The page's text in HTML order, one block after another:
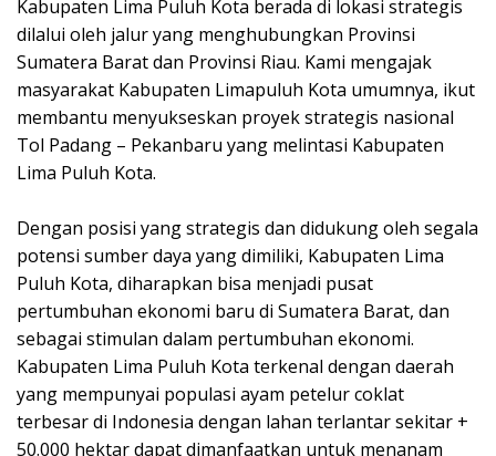
Kabupaten Lima Puluh Kota berada di lokasi strategis
dilalui oleh jalur yang menghubungkan Provinsi
Sumatera Barat dan Provinsi Riau. Kami mengajak
masyarakat Kabupaten Limapuluh Kota umumnya, ikut
membantu menyukseskan proyek strategis nasional
Tol Padang – Pekanbaru yang melintasi Kabupaten
Lima Puluh Kota.
Dengan posisi yang strategis dan didukung oleh segala
potensi sumber daya yang dimiliki, Kabupaten Lima
Puluh Kota, diharapkan bisa menjadi pusat
pertumbuhan ekonomi baru di Sumatera Barat, dan
sebagai stimulan dalam pertumbuhan ekonomi.
Kabupaten Lima Puluh Kota terkenal dengan daerah
yang mempunyai populasi ayam petelur coklat
terbesar di Indonesia dengan lahan terlantar sekitar +
50.000 hektar dapat dimanfaatkan untuk menanam